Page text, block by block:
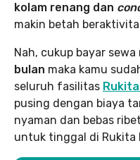
kolam renang dan
makin betah
Nah, cukup bayar sewa
bulan maka kamu
seluruh fasilitas
pusing dengan biaya
nyaman dan bebas
untuk tinggal di Rukita